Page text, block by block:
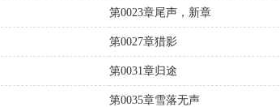
第0023章尾声，新章
第0027章猎影
第0031章归途
第0035章雪落无声